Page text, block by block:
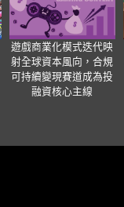
遊戲商業化模式迭代映
射全球資本風向，合規
可持續變現賽道成為投
融資核心主線